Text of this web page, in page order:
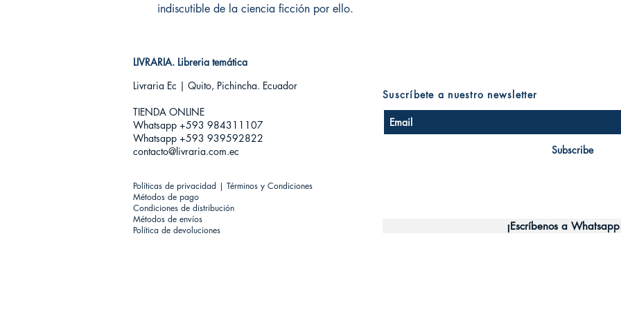
indiscutible de la ciencia ficción por ello.
LIVRARIA. Libreria temática
Livraria Ec | Quito, Pichincha. Ecuador
TIENDA ONLINE​
Whatsapp +593 984311107
Whatsapp +593 939592822
contacto@livraria.com.ec
Políticas de privacidad | Términos y Condiciones
Métodos de pago
Condiciones de distribución
Métodos de envíos
Política de devoluciones
Subscribe
Suscríbete a nuestro newsletter
¡Escríbenos a